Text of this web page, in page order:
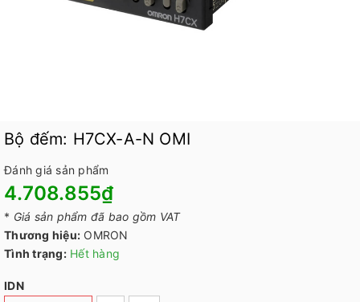
Bộ đếm: H7CX-A-N OMI
Đánh giá sản phẩm
4.708.855₫
* Giá sản phẩm đã bao gồm VAT
Thương hiệu: OMRON
Tình trạng: Hết hàng
IDN